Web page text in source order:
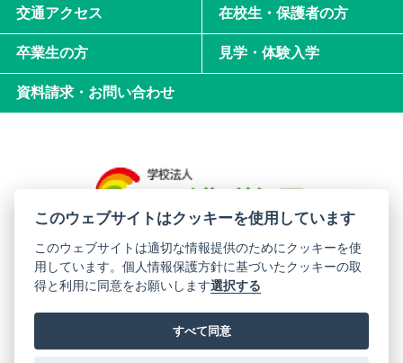
交通アクセス 在校生・保護者の方
卒業生の方 見学・体験入学
資料請求・お問い合わせ
西濃学園中学校・高等学校
〒501-0706 岐阜県揖斐郡揖斐川町西津汲481-3
サイトマップ プライバシーポリシー
このウェブサイトはクッキーを使用しています
このウェブサイトは適切な情報提供のためにクッキーを使
用しています。個人情報保護方針に基づいたクッキーの取
得と利用に同意をお願いします選択する
すべて同意